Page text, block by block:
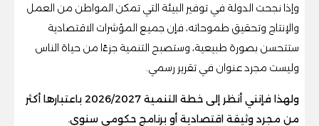
وإذا نجحت الدولة في توفير البيئة التي تمكن المواطن من العمل
والإنتاج وتحقيق طموحاته، فإن جميع المؤشرات الاقتصادية
ستتحسن بصورة طبيعية، وستصبح التنمية جزءًا من حياة الناس
وليست مجرد عنوان في تقرير رسمي.
ولهذا فإنني أنظر إلى خطة التنمية 2026/2027 باعتبارها أكثر
من مجرد وثيقة اقتصادية أو برنامج حكومي سنوي.